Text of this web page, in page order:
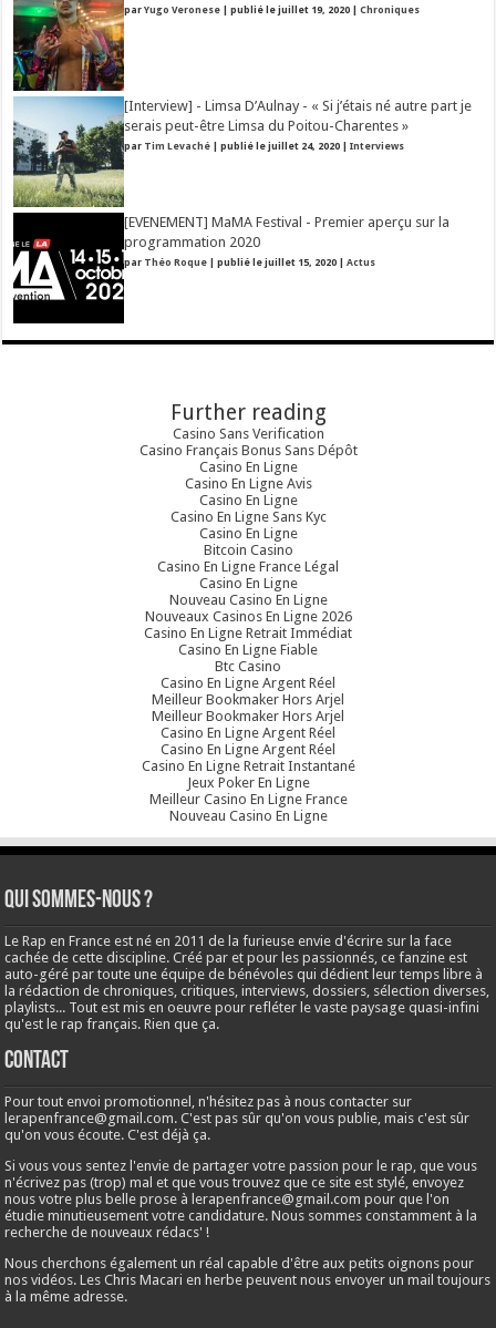
parYugo Veronese |publié le juillet 19, 2020 |Chroniques
[Interview] - Limsa D’Aulnay - « Si j’étais né autre part je
serais peut-être Limsa du Poitou-Charentes »
par Tim Levaché |publié le juillet 24, 2020 |Interviews
[EVENEMENT] MaMA Festival - Premier aperçu sur la
programmation 2020
par Théo Roque |publié le juillet 15, 2020 |Actus
Further reading
Casino Sans Verification
Casino Français Bonus Sans Dépôt
Casino En Ligne
Casino En Ligne Avis
Casino En Ligne
Casino En Ligne Sans Kyc
Casino En Ligne
Bitcoin Casino
Casino En Ligne France Légal
Casino En Ligne
Nouveau Casino En Ligne
Nouveaux Casinos En Ligne 2026
Casino En Ligne Retrait Immédiat
Casino En Ligne Fiable
Btc Casino
Casino En Ligne Argent Réel
Meilleur Bookmaker Hors Arjel
Meilleur Bookmaker Hors Arjel
Casino En Ligne Argent Réel
Casino En Ligne Argent Réel
Casino En Ligne Retrait Instantané
Jeux Poker En Ligne
Meilleur Casino En Ligne France
Nouveau Casino En Ligne
Qui sommes-nous ?
Le Rap en France est né en 2011 de la furieuse envie d'écrire sur la face
cachée de cette discipline. Créé par et pour les passionnés, ce fanzine est
auto-géré par toute une équipe de bénévoles qui dédient leur temps libre à
la rédaction de chroniques, critiques, interviews, dossiers, sélection diverses,
playlists... Tout est mis en oeuvre pour refléter le vaste paysage quasi-infini
qu'est le rap français. Rien que ça.
Contact
Pour tout envoi promotionnel, n'hésitez pas à nous contacter sur
lerapenfrance@gmail.com. C'est pas sûr qu'on vous publie, mais c'est sûr
qu'on vous écoute. C'est déjà ça.
Si vous vous sentez l'envie de partager votre passion pour le rap, que vous
n'écrivez pas (trop) mal et que vous trouvez que ce site est stylé, envoyez
nous votre plus belle prose à lerapenfrance@gmail.com pour que l'on
étudie minutieusement votre candidature. Nous sommes constamment à la
recherche de nouveaux rédacs' !
Nous cherchons également un réal capable d'être aux petits oignons pour
nos vidéos. Les Chris Macari en herbe peuvent nous envoyer un mail toujours
à la même adresse.